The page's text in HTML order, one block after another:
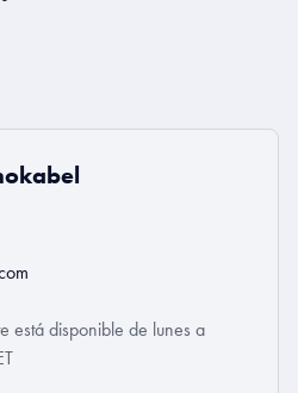
está disponible de lunes a